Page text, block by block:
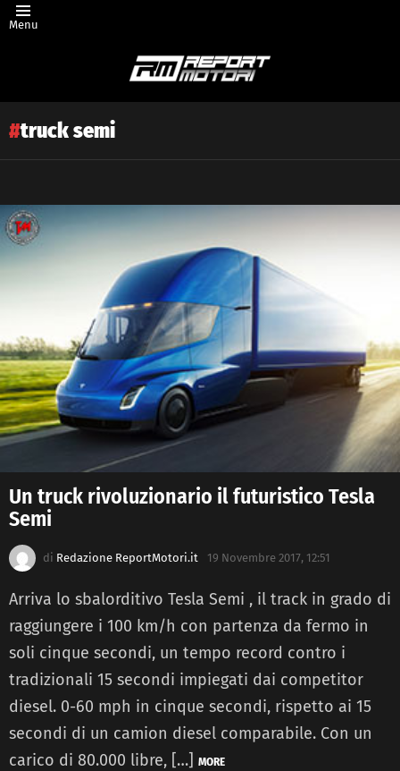
Menu
truck semi
Latest
story
Un truck rivoluzionario il futuristico Tesla
Semi
di Redazione ReportMotori.it 19 Novembre 2017, 12:51
Arriva lo sbalorditivo Tesla Semi , il track in grado di
raggiungere i 100 km/h con partenza da fermo in
soli cinque secondi, un tempo record contro i
tradizionali 15 secondi impiegati dai competitor
diesel. 0-60 mph in cinque secondi, rispetto ai 15
secondi di un camion diesel comparabile. Con un
carico di 80.000 libre, […] MORE